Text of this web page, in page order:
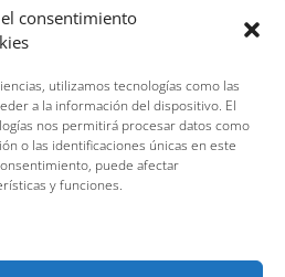
consentimiento
utilizamos tecnologías como las
a la información del dispositivo. El
nos permitirá procesar datos como
o las identificaciones únicas en este
puede afectar
y funciones.
Entrenamiento
funcional para
2026
de privacidad